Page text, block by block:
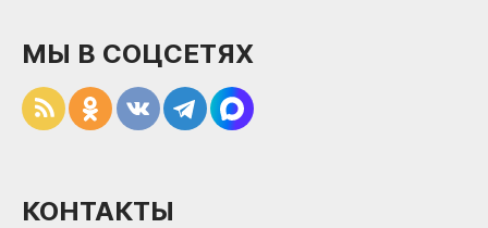
МЫ В СОЦСЕТЯХ
КОНТАКТЫ